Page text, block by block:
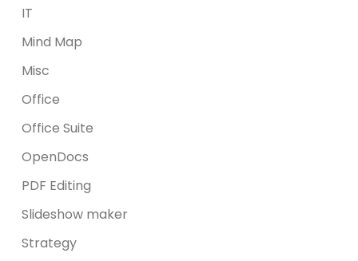
IT
Mind Map
Misc
Office
Office Suite
OpenDocs
PDF Editing
Slideshow maker
Strategy